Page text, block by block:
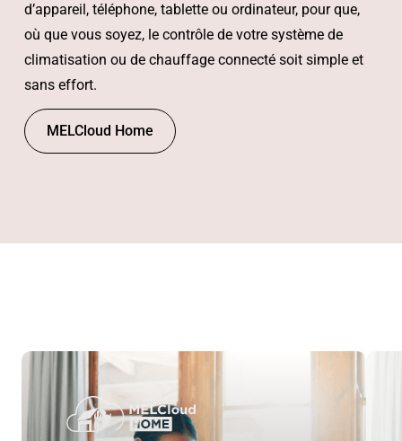
d’appareil, téléphone, tablette ou ordinateur, pour que,
où que vous soyez, le contrôle de votre système de
climatisation ou de chauffage connecté soit simple et
sans effort.
MELCloud Home